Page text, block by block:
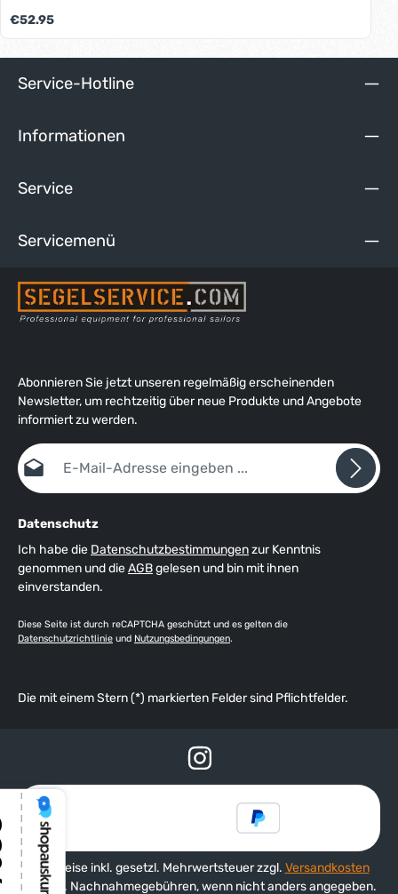
klebfrei aus. Es kann auch als Bindemittel für Füllstoffe (z.B.
Microballoons) eingesetzt werden. Der Verbrauch richtet sich
nach dem Flächengewicht der Verstärkungslage: 0,9 kg/m²
Verguss je Anstrich.
Regulärer Preis:
€52.95
Service-Hotline
Informationen
Service
Servicemenü
Abonnieren Sie jetzt unseren regelmäßig erscheinenden
Newsletter, um rechtzeitig über neue Produkte und Angebote
informiert zu werden.
E-Mail-Adresse*
Datenschutz
Ich habe die Datenschutzbestimmungenzur Kenntnis
genommen und dieAGBgelesen und bin mit ihnen
einverstanden.
Diese Seite ist durch reCAPTCHA geschützt und es gelten die
Datenschutzrichtlinie und Nutzungsbedingungen.
Die mit einem Stern (*) markierten Felder sind Pflichtfelder.
Alle Preise inkl. gesetzl. Mehrwertsteuer zzgl. Versandkosten
und ggf. Nachnahmegebühren, wenn nicht anders angegeben.